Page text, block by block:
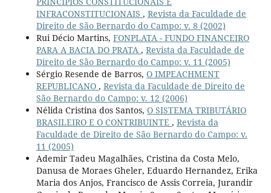
INFRACONSTITUCIONAIS , Revista da Faculdade de
Direito de São Bernardo do Campo: v. 8 (2002)
Rui Décio Martins, FONPLATA - FUNDO FINANCEIRO
PARA A BACIA DO PRATA , Revista da Faculdade de
Direito de São Bernardo do Campo: v. 11 (2005)
Sérgio Resende de Barros, O IMPEACHMENT
REPUBLICANO , Revista da Faculdade de Direito de
São Bernardo do Campo: v. 12 (2006)
Nélida Cristina dos Santos, O SISTEMA TRIBUTÁRIO
BRASILEIRO E O CONTRIBUINTE , Revista da
Faculdade de Direito de São Bernardo do Campo: v.
11 (2005)
Ademir Tadeu Magalhães, Cristina da Costa Melo,
Danusa de Moraes Gheler, Eduardo Hernandez, Erika
Maria dos Anjos, Francisco de Assis Correia, Jurandir